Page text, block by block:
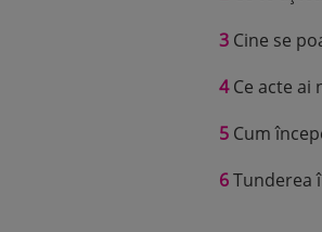
3 Cine se
4Ce acte ai
5 Cum
6Tunderea